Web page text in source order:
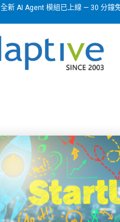
全新 AI Agent 模組已上線 — 30 分鐘